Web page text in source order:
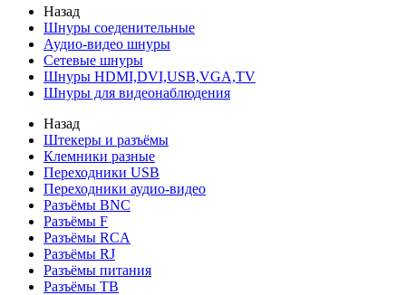
Назад
Шнуры соеденительные
Аудио-видео шнуры
Сетевые шнуры
Шнуры HDMI,DVI,USB,VGA,TV
Шнуры для видеонаблюдения
Назад
Штекеры и разъёмы
Клемники разные
Переходники USB
Переходники аудио-видео
Разъёмы BNC
Разъёмы F
Разъёмы RCA
Разъёмы RJ
Разъёмы питания
Разъёмы ТВ